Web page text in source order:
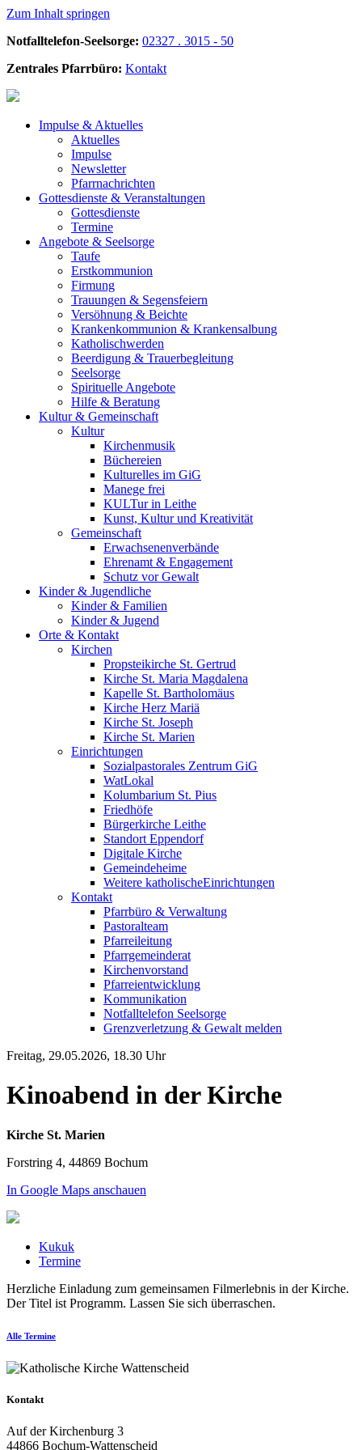
Zum Inhalt springen
Notfalltelefon-Seelsorge: 02327 . 3015 - 50
Zentrales Pfarrbüro: Kontakt
Impulse & Aktuelles
Aktuelles
Impulse
Newsletter
Pfarrnachrichten
Gottesdienste & Veranstaltungen
Gottesdienste
Termine
Angebote & Seelsorge
Taufe
Erstkommunion
Firmung
Trauungen & Segensfeiern
Versöhnung & Beichte
Krankenkommunion & Krankensalbung
Katholischwerden
Beerdigung & Trauerbegleitung
Seelsorge
Spirituelle Angebote
Hilfe & Beratung
Kultur & Gemeinschaft
Kultur
Kirchenmusik
Büchereien
Kulturelles im GiG
Manege frei
KULTur in Leithe
Kunst, Kultur und Kreativität
Gemeinschaft
Erwachsenenverbände
Ehrenamt & Engagement
Schutz vor Gewalt
Kinder & Jugendliche
Kinder & Familien
Kinder & Jugend
Orte & Kontakt
Kirchen
Propsteikirche St. Gertrud
Kirche St. Maria Magdalena
Kapelle St. Bartholomäus
Kirche Herz Mariä
Kirche St. Joseph
Kirche St. Marien
Einrichtungen
Sozialpastorales Zentrum GiG
WatLokal
Kolumbarium St. Pius
Friedhöfe
Bürgerkirche Leithe
Standort Eppendorf
Digitale Kirche
Gemeindeheime
Weitere katholische­­Einrichtungen
Kontakt
Pfarrbüro & Verwaltung
Pastoralteam
Pfarreileitung
Pfarrgemeinderat
Kirchenvorstand
Pfarreientwicklung
Kommunikation
Notfalltelefon Seelsorge
Grenzverletzung & Gewalt melden
Freitag, 29.05.2026, 18.30 Uhr
Kinoabend in der Kirche
Kirche St. Marien
Forstring 4, 44869 Bochum
In Google Maps anschauen
Kukuk
Termine
Herzliche Einladung zum gemeinsamen Filmerlebnis in der Kirche.
Der Titel ist Programm. Lassen Sie sich überraschen.
Alle Termine
Kontakt
Auf der Kirchenburg 3
44866 Bochum-Wattenscheid